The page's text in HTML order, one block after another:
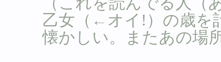
乙女（←オイ!）の歳を
懐かしい。またあの場